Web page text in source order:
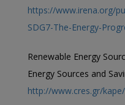
https://www.irena.org/
SDG7-The-Energy-
Renewable Energy
Energy Sources and
http://www.cres.gr/